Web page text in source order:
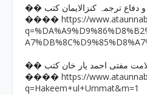
و دفاع ترجمہ کنزالایمان کتب
���� https://
مفتی احمد یار خان کتب
���� https://
q=Hakeem+ul+Ummat&m=1